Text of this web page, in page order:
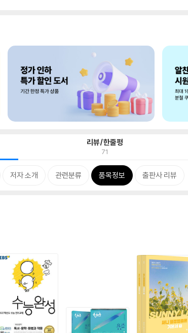
리뷰/한줄평
71
저자 소개 관련분류 품목정보 출판사 리뷰